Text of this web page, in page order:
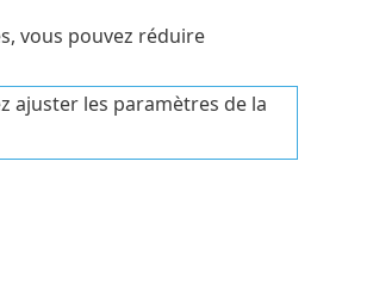
vous pouvez réduire
ajuster les paramètres de la